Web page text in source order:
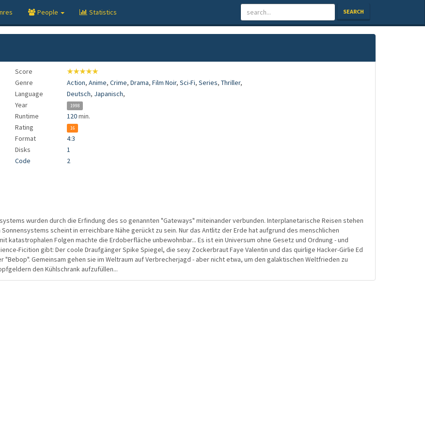
People Statistics SEARCH
Score
★★★★★
Genre
Action,Anime,Crime,Drama,Film Noir,Sci-Fi,Series,Thriller,
Language
Deutsch, Japanisch,
Year
1998
Runtime 120min.
Rating
16
Format
4:3
Disks
1
Code
2
wurden durch die Erfindung des so genannten "Gateways" miteinander verbunden. Interplanetarische Reisen stehen
scheint in erreichbare Nähe gerückt zu sein. Nur das Antlitz der Erde hat aufgrund des menschlichen
katastrophalen Folgen machte die Erdoberfläche unbewohnbar... Es ist ein Universum ohne Gesetz und Ordnung - und
Ficition gibt: Der coole Draufgänger Spike Spiegel, die sexy Zockerbraut Faye Valentin und das quirlige Hacker-Girlie Ed
"Bebop". Gemeinsam gehen sie im Weltraum auf Verbrecherjagd - aber nicht etwa, um den galaktischen Weltfrieden zu
den Kühlschrank aufzufüllen...